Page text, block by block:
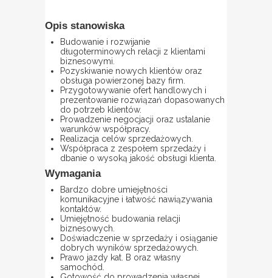
Opis stanowiska
Budowanie i rozwijanie
długoterminowych relacji z klientami
biznesowymi.
Pozyskiwanie nowych klientów oraz
obsługa powierzonej bazy firm.
Przygotowywanie ofert handlowych i
prezentowanie rozwiązań dopasowanych
do potrzeb klientów.
Prowadzenie negocjacji oraz ustalanie
warunków współpracy.
Realizacja celów sprzedażowych.
Współpraca z zespołem sprzedaży i
dbanie o wysoką jakość obsługi klienta.
Wymagania
Bardzo dobre umiejętności
komunikacyjne i łatwość nawiązywania
kontaktów.
Umiejętność budowania relacji
biznesowych.
Doświadczenie w sprzedaży i osiąganie
dobrych wyników sprzedażowych.
Prawo jazdy kat. B oraz własny
samochód.